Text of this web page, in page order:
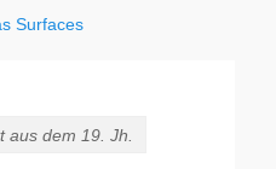
Aurinas Surfaces
aus dem 19. Jh.